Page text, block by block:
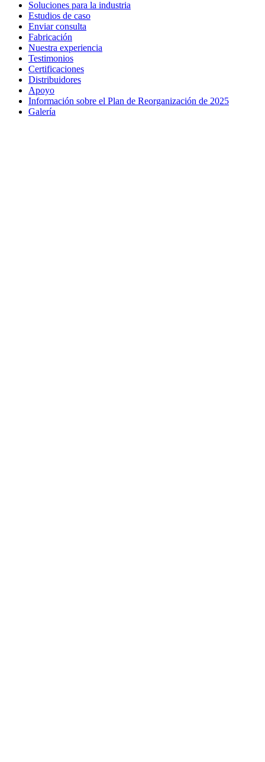
Soluciones para la industria
Estudios de caso
Enviar consulta
Fabricación
Nuestra experiencia
Testimonios
Certificaciones
Distribuidores
Apoyo
Información sobre el Plan de Reorganización de 2025
Galería